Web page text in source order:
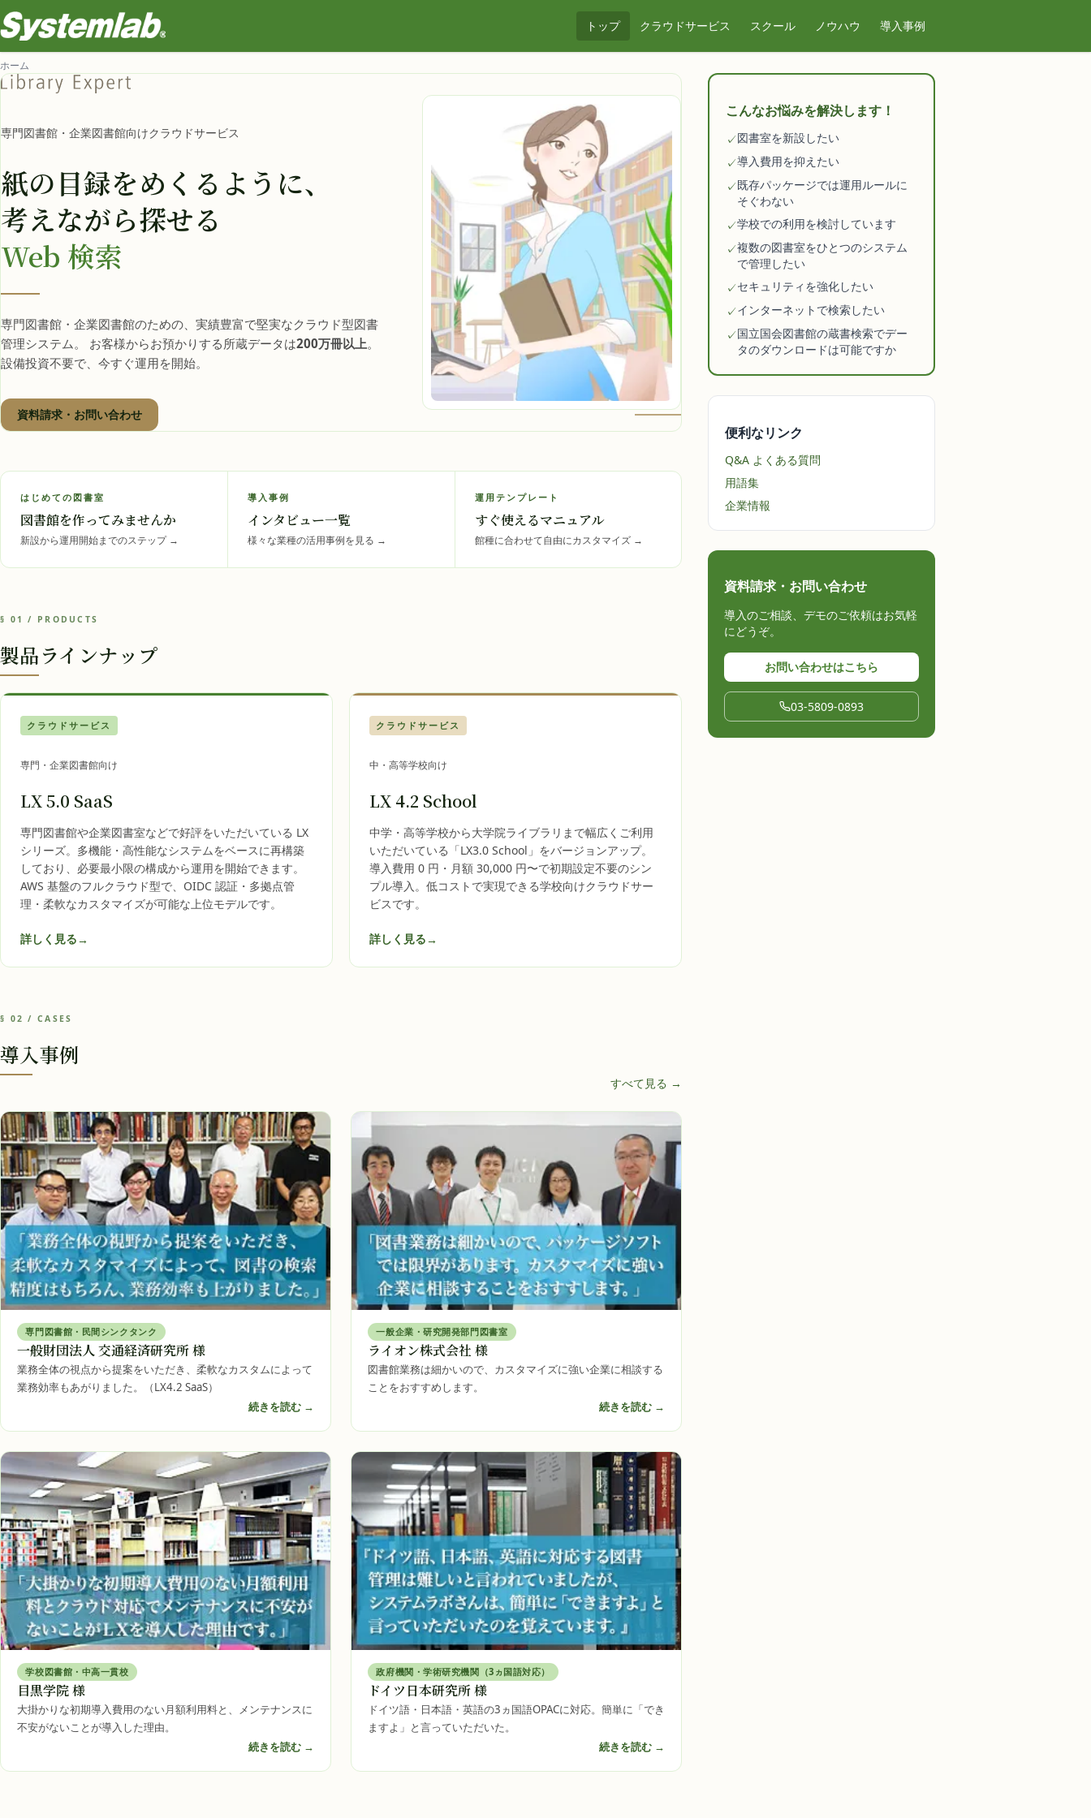
トップ クラウドサービス スクール ノウハウ 導入事例
ホーム
専門図書館・企業図書館向けクラウドサービス
紙の目録をめくるように、
考えながら探せる
Web 検索
専門図書館・企業図書館のための、実績豊富で堅実なクラウド型図書
管理システム。 お客様からお預かりする所蔵データは200万冊以上。
設備投資不要で、今すぐ運用を開始。
資料請求・お問い合わせ
はじめての図書室
図書館を作ってみませんか
新設から運用開始までのステップ →
導入事例
インタビュー一覧
様々な業種の活用事例を見る →
運用テンプレート
すぐ使えるマニュアル
館種に合わせて自由にカスタマイズ →
§ 01 / PRODUCTS
製品ラインナップ
クラウドサービス
専門・企業図書館向け
LX 5.0 SaaS
専門図書館や企業図書室などで好評をいただいている LX
シリーズ。多機能・高性能なシステムをベースに再構築
しており、必要最小限の構成から運用を開始できます。
AWS 基盤のフルクラウド型で、OIDC 認証・多拠点管
理・柔軟なカスタマイズが可能な上位モデルです。
詳しく見る→
クラウドサービス
中・高等学校向け
LX 4.2 School
中学・高等学校から大学院ライブラリまで幅広くご利用
いただいている「LX3.0 School」をバージョンアップ。
導入費用 0 円・月額 30,000 円〜で初期設定不要のシン
プル導入。低コストで実現できる学校向けクラウドサー
ビスです。
詳しく見る→
§ 02 / CASES
導入事例
すべて見る →
専門図書館・民間シンクタンク
一般財団法人 交通経済研究所 様
業務全体の視点から提案をいただき、柔軟なカスタムによって
業務効率もあがりました。（LX4.2 SaaS）
続きを読む →
一般企業・研究開発部門図書室
ライオン株式会社 様
図書館業務は細かいので、カスタマイズに強い企業に相談する
ことをおすすめします。
続きを読む →
学校図書館・中高一貫校
目黒学院 様
大掛かりな初期導入費用のない月額利用料と、メンテナンスに
不安がないことが導入した理由。
続きを読む →
政府機関・学術研究機関（3ヵ国語対応）
ドイツ日本研究所 様
ドイツ語・日本語・英語の3ヵ国語OPACに対応。簡単に「でき
ますよ」と言っていただいた。
続きを読む →
こんなお悩みを解決します！
✓図書室を新設したい
✓導入費用を抑えたい
✓既存パッケージでは運用ルールに
そぐわない
✓学校での利用を検討しています
✓複数の図書室をひとつのシステム
で管理したい
✓セキュリティを強化したい
✓インターネットで検索したい
✓国立国会図書館の蔵書検索でデー
タのダウンロードは可能ですか
便利なリンク
Q&A よくある質問
用語集
企業情報
資料請求・お問い合わせ
導入のご相談、デモのご依頼はお気軽
にどうぞ。
お問い合わせはこちら
03-5809-0893